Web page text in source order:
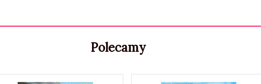
Polecamy